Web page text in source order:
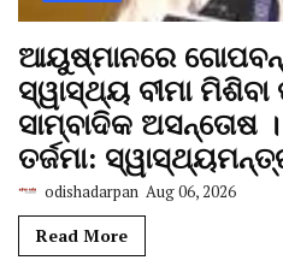
ଆୟୁଷ୍ମାନରେ
ସ୍ୱାସ୍ଥ୍ୟ ବୀମା
ସାମ୍ବାଦିକ ଅସନ୍ତୋଷ
ତର୍ଜମା:
odishadarpan Aug 06, 2026
Read More